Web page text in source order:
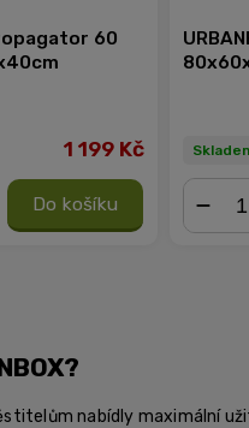
60
1 199 Kč
Do košíku
nabídly maximální